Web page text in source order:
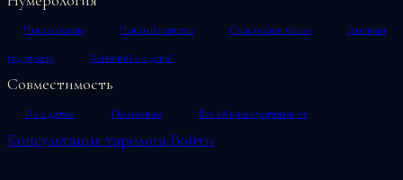
Число имени Число богатства Счастливое число
Личный
год нумер.
Хороший ли день?
Совместимость
По 2 датам По именам Все 18 калькуляторов →
Консультация таролога Войти